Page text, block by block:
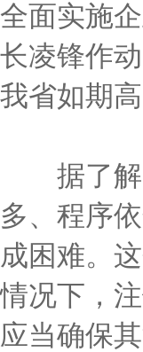
全面实施
长凌锋作
我省如期
据了解，
多、程序
成困难。
情况下，
应当确保